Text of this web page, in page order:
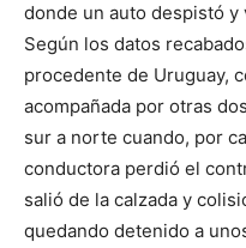
donde un auto despistó y
Según los datos
procedente de Uruguay,
acompañada por otras
sur a norte cuando, por
conductora perdió el
salió de la calzada y
quedando detenido a